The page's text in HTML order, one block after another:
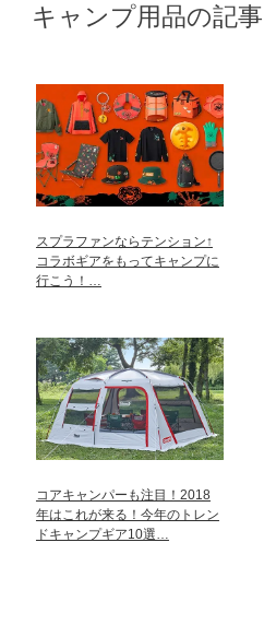
キャンプ用品の記
スプラファンならテンション↑
コラボギアをもってキャンプに
行こう！…
コアキャンパーも注目！2018
年はこれが来る！今年のトレン
ドキャンプギア10選…